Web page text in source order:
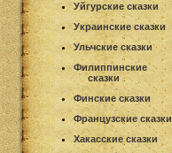
Уйгурские сказки
Украинские сказки
Ульчские сказки
Филиппинские
сказки
Финские сказки
Французские сказки
Хакасские сказки